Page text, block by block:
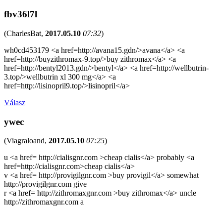
fbv36l7l
(CharlesBat, 2017.05.10 07:32)
wh0cd453179 <a href=http://avana15.gdn/>avana</a> <a
href=http://buyzithromax-9.top/>buy zithromax</a> <a
href=http://bentyl2013.gdn/>bentyl</a> <a href=http://wellbutrin-
3.top/>wellbutrin xl 300 mg</a> <a
href=http://lisinopril9.top/>lisinopril</a>
Válasz
ywec
(Viagraloand, 2017.05.10 07:25)
u <a href= http://cialisgnr.com >cheap cialis</a> probably <a
href=http://cialisgnr.com>cheap cialis</a>
v <a href= http://provigilgnr.com >buy provigil</a> somewhat
http://provigilgnr.com give
r <a href= http://zithromaxgnr.com >buy zithromax</a> uncle
http://zithromaxgnr.com a